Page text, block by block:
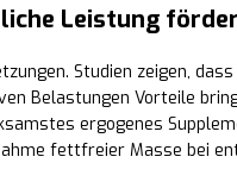
Leistung
Studien zeigen,
Belastungen Vorteile
ergogenes
fettfreier Masse bei